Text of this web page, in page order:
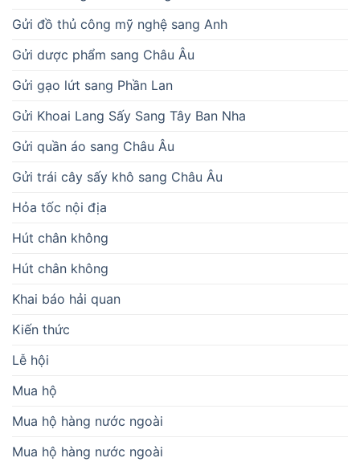
Gửi đồ thủ công mỹ nghệ sang Anh
Gửi dược phẩm sang Châu Âu
Gửi gạo lứt sang Phần Lan
Gửi Khoai Lang Sấy Sang Tây Ban Nha
Gửi quần áo sang Châu Âu
Gửi trái cây sấy khô sang Châu Âu
Hỏa tốc nội địa
Hút chân không
Hút chân không
Khai báo hải quan
Kiến thức
Lễ hội
Mua hộ
Mua hộ hàng nước ngoài
Mua hộ hàng nước ngoài